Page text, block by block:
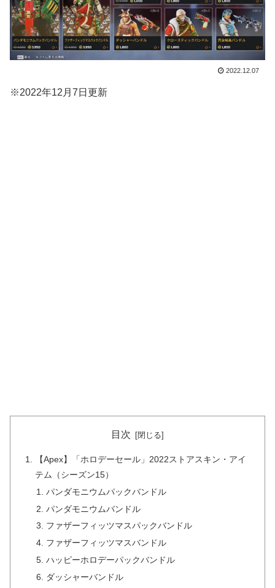
2022.12.07
※2022年12月7日更新
目次
【Apex】「ホロデーセール」2022ストアスキン・アイ
テム（シーズン15）
パンダモニウムパックバンドル
パンダモニウムバンドル
ファザーフィッツマスパックバンドル
ファザーフィッツマスバンドル
ハッピーホロデーパックバンドル
ダッシャーバンドル